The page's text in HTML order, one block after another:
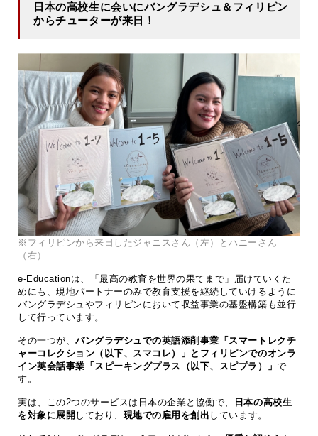
日本の高校生に会いにバングラデシュ＆フィリピン
からチューターが来日！
※フィリピンから来日したジャニスさん（左）とハニーさん
（右）
e-Educationは、「最高の教育を世界の果てまで」届けていくた
めにも、現地パートナーのみで教育支援を継続していけるように
バングラデシュやフィリピンにおいて収益事業の基盤構築も並行
して行っています。
その一つが、バングラデシュでの英語添削事業「スマートレクチ
ャーコレクション（以下、スマコレ）」とフィリピンでのオンラ
イン英会話事業「スピーキングプラス（以下、スピプラ）」で
す。
実は、この2つのサービスは日本の企業と協働で、
日本の高校生
を対象に展開 しており、 現地での雇用を創出 しています。